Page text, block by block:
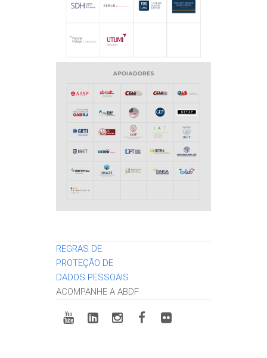
REGRAS DE
PROTEÇÃO DE
DADOS PESSOAIS
ACOMPANHE A ABDF